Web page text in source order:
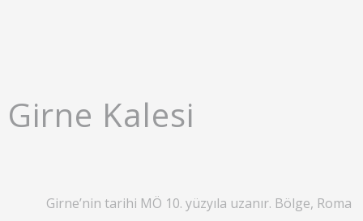
Girne Kalesi
Girne’nin tarihi MÖ 10. yüzyıla uzanır. Bölge, Roma